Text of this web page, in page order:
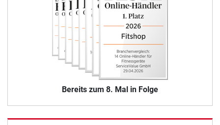
Bereits zum 8. Mal in Folge